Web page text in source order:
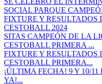
SOCIAL PARQUE
FIXTURE Y RESULTADOS
CESTOBALL 2024
SITAS CAMPEÓN DE LA
CESTOBALL PRIMERA ...
FIXTURE Y
CESTOBALL PRIMERA...
¡ÚLTIMA FECHA! 9 Y 10/
YA!...